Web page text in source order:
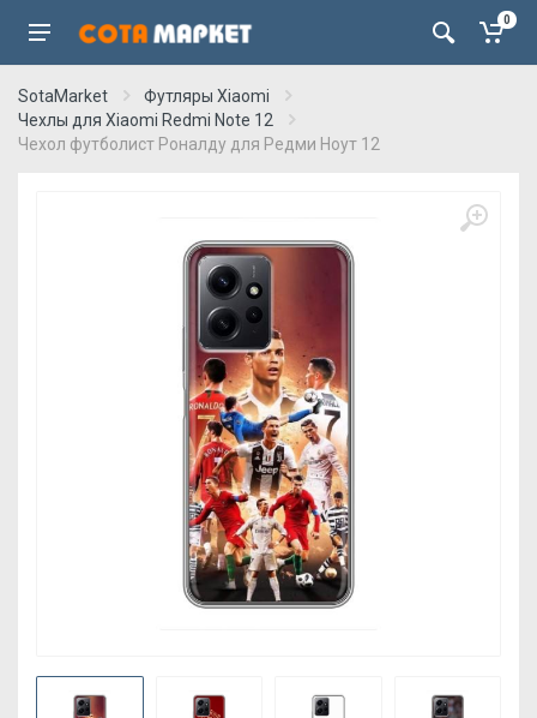
0
SotaMarket
Футляры Xiaomi
Чехлы для Xiaomi Redmi Note 12
Чехол футболист Роналду для Редми Ноут 12